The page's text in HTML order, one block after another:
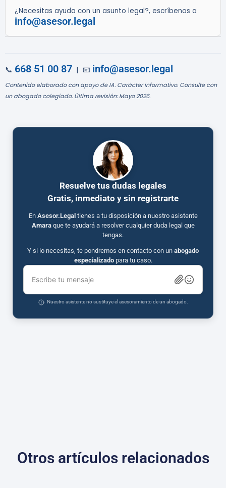
¿Necesitas ayuda con un asunto legal?, escríbenos a
info@asesor.legal
📞 668 51 00 87 | 📧 info@asesor.legal
Contenido elaborado con apoyo de IA. Carácter informativo. Consulte con
un abogado colegiado. Última revisión: Mayo 2026.
Resuelve tus dudas legales
Gratis, inmediato y sin registrarte
En Asesor.Legal tienes a tu disposición a nuestro asistente
Amaraque te ayudará a resolver cualquier duda legal que
tengas.
Y si lo necesitas, te pondremos en contacto con un abogado
especializadopara tu caso.
Escribe tu mensaje
Nuestro asistente no sustituye el asesoramiento de un abogado.
Otros artículos relacionados